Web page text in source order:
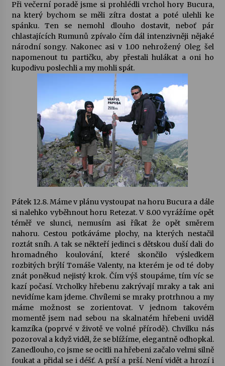
Při večerní poradě jsme si prohlédli vrchol hory Bucura,
na který bychom se měli zítra dostat a poté ulehli ke
spánku. Ten se nemohl dlouho dostavit, neboť pár
chlastajících Rumunů zpívalo čím dál intenzivněji nějaké
národní songy. Nakonec asi v 1.00 nehrožený Oleg šel
napomenout tu partičku, aby přestali hulákat a oni ho
kupodivu poslechli a my mohli spát.
Pátek 12.8. Máme v plánu vystoupat na horu Bucura a dále
si nalehko vyběhnout horu Retezat. V 8.00 vyrážíme opět
téměř ve slunci, nemusím asi říkat že opět směrem
nahoru. Cestou potkáváme plochy, na kterých nestačil
roztát sníh. A tak se někteří jedinci s dětskou duší dali do
hromadného koulování, které skončilo výsledkem
rozbitých brýlí Tomáše Valenty, na kterém je od té doby
znát poněkud nejistý krok. Čím výš stoupáme, tím víc se
kazí počasí. Vrcholky hřebenu zakrývají mraky a tak ani
nevidíme kam jdeme. Chvílemi se mraky protrhnou a my
máme možnost se zorientovat. V jednom takovém
momentě jsem nad sebou na skalnatém hřebeni uviděl
kamzíka (poprvé v životě ve volné přírodě). Chvilku nás
pozoroval a když viděl, že se blížíme, elegantně odhopkal.
Zanedlouho, co jsme se ocitli na hřebeni začalo velmi silně
foukat a přidal se i déšť. A prší a prší. Není vidět a hrozí i